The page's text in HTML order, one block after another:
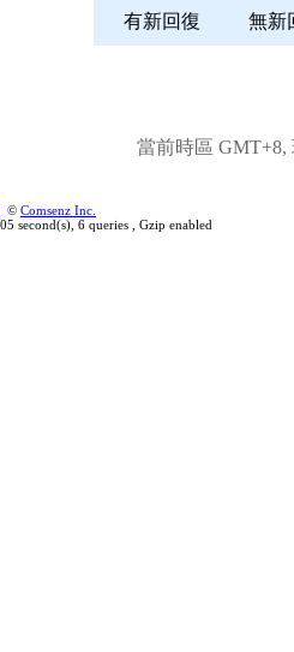
有新回復 無
當前時區 GMT+8,
© Comsenz Inc.
second(s), 6 queries , Gzip enabled